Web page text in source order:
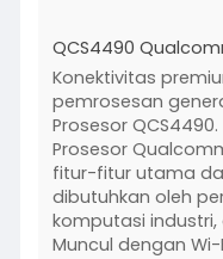
QCS4490
Konektivitas
pemrosesan
Prosesor QCS4490.
Prosesor
fitur-fitur utama
dibutuhkan oleh
komputasi industri,
Muncul dengan Wi-